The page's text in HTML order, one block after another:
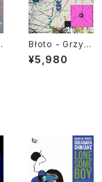
Błoto - Grzyb
y "LP"
¥5,980